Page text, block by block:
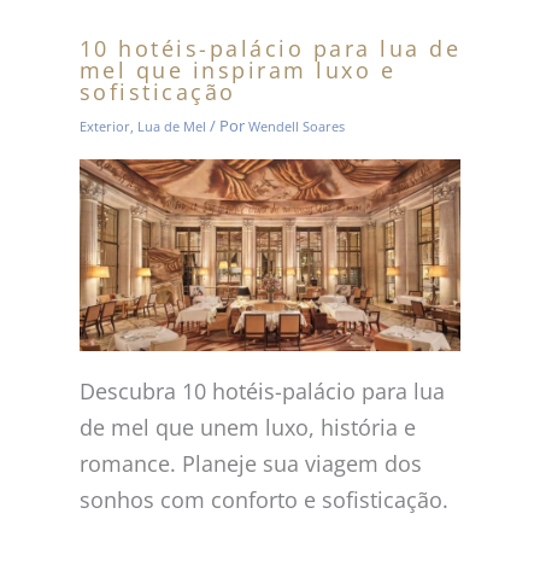
10 hotéis-palácio para lua de
mel que inspiram luxo e
sofisticação
Exterior, Lua de Mel / Por Wendell Soares
Descubra 10 hotéis-palácio para lua
de mel que unem luxo, história e
romance. Planeje sua viagem dos
sonhos com conforto e sofisticação.